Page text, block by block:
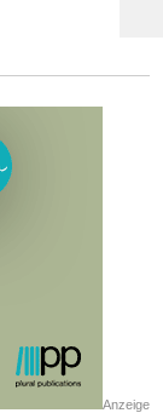
Anzeige